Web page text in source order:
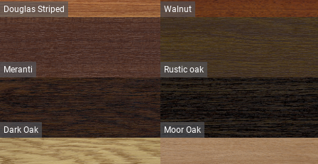
Douglas Striped Walnut
Meranti Rustic oak
Dark Oak Moor Oak